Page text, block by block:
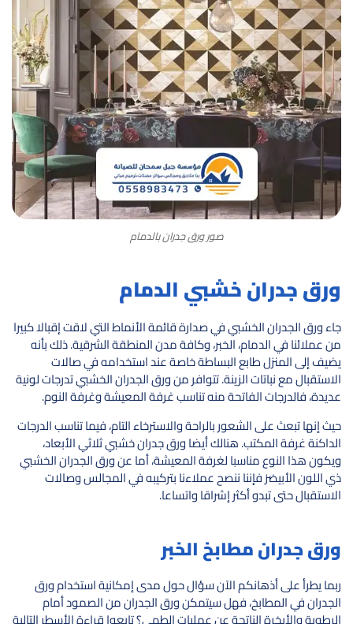
صور ورق جدران بالدمام
ورق جدران خشبي الدمام
جاء ورق الجدران الخشبي في صدارة قائمة الأنماط التي لاقت إقبالا كبيرا
من عملائنا في الدمام، الخبر، وكافة مدن المنطقة الشرقية. ذلك بأنه
يضيف إلى المنزل طابع البساطة خاصة عند استخدامه في صالات
الاستقبال مع نباتات الزينة. تتوافر من ورق الجدران الخشبي تدرجات لونية
عديدة، فالدرجات الفاتحة منه تناسب غرفة المعيشة وغرفة النوم.
حيث إنها تبعث على الشعور بالراحة والاسترخاء التام، فيما تناسب الدرجات
الداكنة غرفة المكتب. هنالك أيضا ورق جدران خشبي ثلاثي الأبعاد،
ويكون هذا النوع مناسبا لغرفة المعيشة، أما عن ورق الجدران الخشبي
ذي اللون الأبيضز فإننا ننصح عملاءنا بتركيبه في المجالس وصالات
الاستقبال حتى تبدو أكثر إشراقا واتساعا.
ورق جدران مطابخ الخبر
ربما يطرأ على أذهانكم الآن سؤال حول مدى إمكانية استخدام ورق
الجدران في المطابخ، فهل سيتمكن ورق الجدران من الصمود أمام